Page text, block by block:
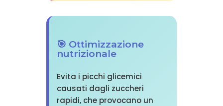
🎯 Ottimizzazione
nutrizionale
Evita i picchi glicemici
causati dagli zuccheri
rapidi, che provocano un